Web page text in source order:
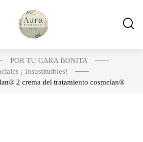
POR TU CARA BONITA
¡ Insustituibles!
2 crema del tratamiento cosmelan®